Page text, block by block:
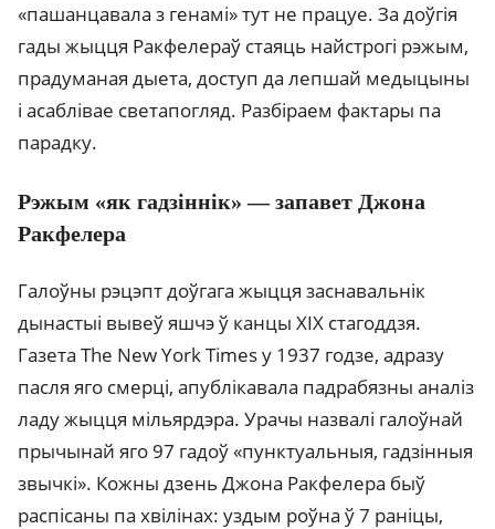
«пашанцавала з генамі» тут не працуе. За доўгія
гады жыцця Ракфелераў стаяць найстрогі рэжым,
прадуманая дыета, доступ да лепшай медыцыны
і асаблівае светапогляд. Разбіраем фактары па
парадку.
Рэжым «як гадзіннік» — запавет Джона
Ракфелера
Галоўны рэцэпт доўгага жыцця заснавальнік
дынастыі вывеў яшчэ ў канцы XIX стагоддзя.
Газета The New York Times у 1937 годзе, адразу
пасля яго смерці, апублікавала падрабязны аналіз
ладу жыцця мільярдэра. Урачы назвалі галоўнай
прычынай яго 97 гадоў «пунктуальныя, гадзінныя
звычкі». Кожны дзень Джона Ракфелера быў
распісаны па хвілінах: уздым роўна ў 7 раніцы,